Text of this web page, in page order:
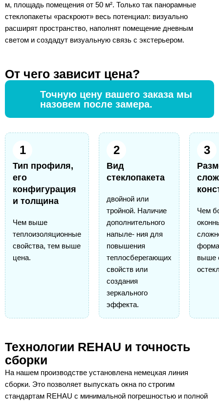
м, площадь помещения от 50 м². Только так панорамные
стеклопакеты «раскроют» весь потенциал: визуально
расширят пространство, наполнят помещение дневным
светом и создадут визуальную связь с экстерьером.
От чего зависит цена?
Точную цену вашего заказа мы
назовем после замера.
1
Тип профиля,
его
конфигурация
и толщина
Чем выше
теплоизоляционные
свойства, тем выше
цена.
2
Вид
стеклопакета
двойной или
тройной. Наличие
дополнительного
напыле- ния для
повышения
теплосберегающих
свойств или
создания
зеркального
эффекта.
3
Чем
выше
Технологии REHAU и точность
сборки
На нашем производстве установлена немецкая линия
сборки. Это позволяет выпускать окна по строгим
стандартам REHAU с минимальной погрешностью и полной